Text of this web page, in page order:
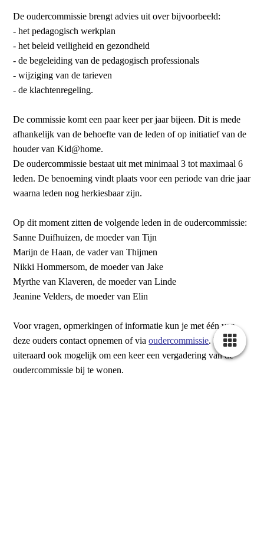
De oudercommissie brengt advies uit over bijvoorbeeld:
- het pedagogisch werkplan
- het beleid veiligheid en gezondheid
- de begeleiding van de pedagogisch professionals
- wijziging van de tarieven
- de klachtenregeling.
De commissie komt een paar keer per jaar bijeen. Dit is mede
afhankelijk van de behoefte van de leden of op initiatief van de
houder van Kid@home.
De oudercommissie bestaat uit met minimaal 3 tot maximaal 6
leden. De benoeming vindt plaats voor een periode van drie jaar
waarna leden nog herkiesbaar zijn.
Op dit moment zitten de volgende leden in de oudercommissie:
Sanne Duifhuizen, de moeder van Tijn
Marijn de Haan, de vader van Thijmen
Nikki Hommersom, de moeder van Jake
Myrthe van Klaveren, de moeder van Linde
Jeanine Velders, de moeder van Elin
Voor vragen, opmerkingen of informatie kun je met één van
deze ouders contact opnemen of viaoudercommissie. Het is
uiteraard ook mogelijk om een keer een vergadering van de
oudercommissie bij te wonen.